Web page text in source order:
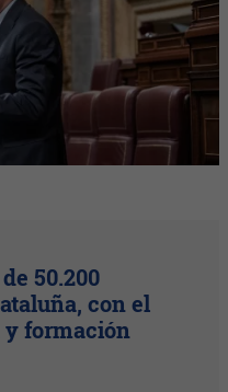
50.200
con el
y formación